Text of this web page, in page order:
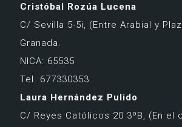
Cristóbal Rozúa Lucena
C/ Sevilla 5-5i, (Entre Arabial y
Granada.
NICA: 65535
Tel. 677330353
Laura Hernández Pulido
C/ Reyes Católicos 20 3ºB, (En el